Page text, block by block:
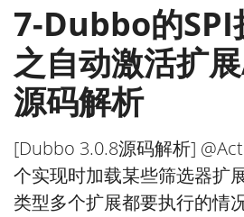
7-Dubbo的SPI
之自动激活扩
源码解析
[Dubbo 3.0.8源码解析]
个实现时加载某些筛选器扩
类型多个扩展都要执行的情